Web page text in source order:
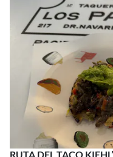
RUTA DEL TACO